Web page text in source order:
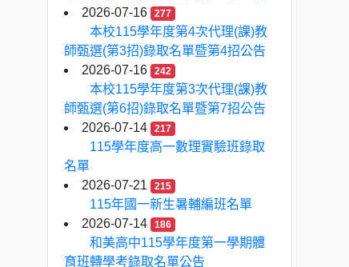
2026-07-16
277
本校115學年度第4次代理(課)教
師甄選(第3招)錄取名單暨第4招公告
2026-07-16
242
本校115學年度第3次代理(課)教
師甄選(第6招)錄取名單暨第7招公告
2026-07-14
217
115學年度高一數理實驗班錄取
名單
2026-07-21
215
115年國一新生暑輔編班名單
2026-07-14
186
和美高中115學年度第一學期體
育班轉學考錄取名單公告